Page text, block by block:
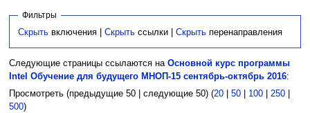
Фильтры
Скрыть включения |Скрыть ссылки |Скрыть перенаправления
Следующие страницы ссылаются на Основной курс программы
Intel Обучение для будущего МНОП-15 сентябрь-октябрь 2016:
Просмотреть (предыдущие 50 | следующие 50) (20| 50| 100| 250|
500)